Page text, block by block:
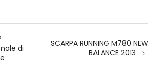
di
SCARPA RUNNING M780 NEW
BALANCE 2013